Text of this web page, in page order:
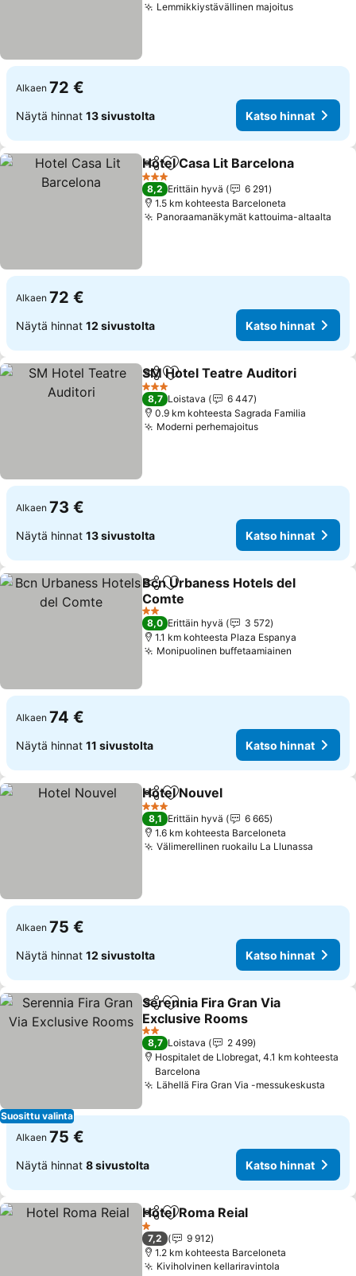
Lemmikkiystävällinen majoitus
Alkaen 72 €
Näytä hinnat 13 sivustolta Katso hinnat
Jaa Lisää suosikkeihin
Hotel Casa Lit Barcelona
3 Tähtiluokitus
8,2 Erittäin hyvä
6 291
1.5 km kohteesta Barceloneta
Panoraamanäkymät kattouima-altaalta
Alkaen 72 €
Näytä hinnat 12 sivustolta Katso hinnat
Jaa Lisää suosikkeihin
SM Hotel Teatre Auditori
3 Tähtiluokitus
8,7 Loistava
6 447
0.9 km kohteesta Sagrada Familia
Moderni perhemajoitus
Alkaen 73 €
Näytä hinnat 13 sivustolta Katso hinnat
Jaa Lisää suosikkeihin
Bcn Urbaness Hotels del
Comte
2 Tähtiluokitus
8,0 Erittäin hyvä
3 572
1.1 km kohteesta Plaza Espanya
Monipuolinen buffetaamiainen
Alkaen 74 €
Näytä hinnat 11 sivustolta Katso hinnat
Jaa Lisää suosikkeihin
Hotel Nouvel
3 Tähtiluokitus
8,1 Erittäin hyvä
6 665
1.6 km kohteesta Barceloneta
Välimerellinen ruokailu La Llunassa
Alkaen 75 €
Näytä hinnat 12 sivustolta Katso hinnat
Suosittu valinta
Jaa Lisää suosikkeihin
Serennia Fira Gran Via
Exclusive Rooms
2 Tähtiluokitus
8,7 Loistava
2 499
Hospitalet de Llobregat, 4.1 km kohteesta
Barcelona
Lähellä Fira Gran Via -messukeskusta
Alkaen 75 €
Näytä hinnat 8 sivustolta Katso hinnat
Jaa Lisää suosikkeihin
Hotel Roma Reial
1 Tähtiluokitus
7,2
9 912
1.2 km kohteesta Barceloneta
Kiviholvinen kellariravintola